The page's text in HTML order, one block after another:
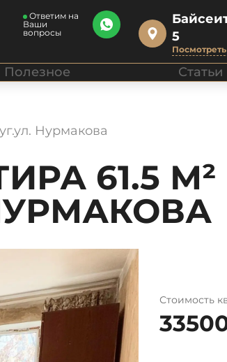
Ответим на
Ваши
вопросы
5
Полезное Статьи
Нурмакова
61.5 М²
Стоимость